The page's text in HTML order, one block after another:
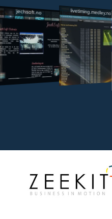
jechsoft.no livetiming.medley.no